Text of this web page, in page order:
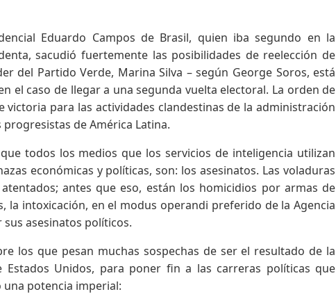
Eduardo Campos de Brasil, quien iba segundo en la
sacudió fuertemente las posibilidades de reelección de
del Partido Verde, Marina Silva – según George Soros, está
el caso de llegar a una segunda vuelta electoral. La orden de
para las actividades clandestinas de la administración
de América Latina.
todos los medios que los servicios de inteligencia utilizan
económicas y políticas, son: los asesinatos. Las voladuras
antes que eso, están los homicidios por armas de
la intoxicación, en el modus operandi preferido de la Agencia
sus asesinatos políticos.
los que pesan muchas sospechas de ser el resultado de la
Unidos, para poner fin a las carreras políticas que
una potencia imperial: